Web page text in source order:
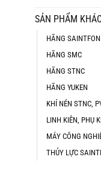
SẢN PHẨM
HÃNG SAINTFON
HÃNG SMC
HÃNG STNC
HÃNG YUKEN
KHÍ NÉN STNC,
LINH KIÊN, PHỤ
MÁY CÔNG
THỦY LỰC